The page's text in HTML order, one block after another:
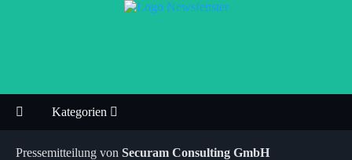
Kategorien
Pressemitteilung von Securam Consulting GmbH